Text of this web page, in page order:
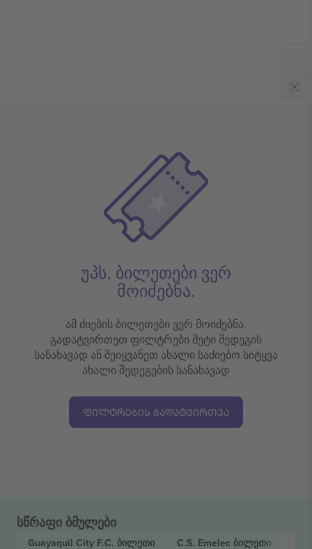
უპს, ბილეთები ვერ
მოიძებნა.
ამ ძიების ბილეთები ვერ მოიძებნა.
გადატვირთეთ ფილტრები მეტი შედეგის
სანახავად ან შეიყვანეთ ახალი საძიებო სიტყვა
ახალი შედეგების სანახავად
ᲤᲘᲚᲢᲠᲔᲑᲘᲡ ᲒᲐᲓᲐᲢᲕᲘᲠᲗᲕᲐ
სწრაფი ბმულები
Guayaquil City F.C. ბილეთი C.S. Emelec ბილეთი